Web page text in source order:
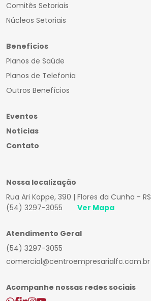
Comitês Setoriais
Núcleos Setoriais
Benefícios
Planos de Saúde
Planos de Telefonia
Outros Benefícios
Eventos
Notícias
Contato
Nossa localização
Rua Ari Koppe, 390 | Flores da Cunha - RS
(54) 3297-3055
Ver Mapa
Atendimento Geral
(54) 3297-3055
comercial@centroempresarialfc.com.br
Acompanhe nossas redes sociais